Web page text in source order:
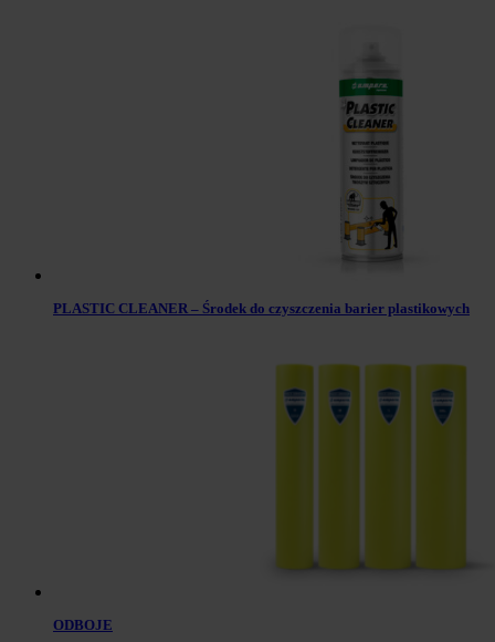
PLASTIC CLEANER – Środek do czyszczenia barier plastikowych
ODBOJE